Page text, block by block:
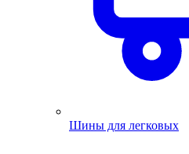
Шины для легковых